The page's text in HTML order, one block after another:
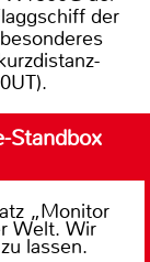
der
Standbox
„Monitor
Welt. Wir
lassen.